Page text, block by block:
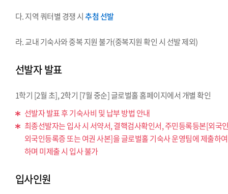
다. 지역 쿼터별 경쟁 시추첨 선발
라. 교내 기숙사와 중복 지원 불가(중복지원 확인 시 선발 제외)
선발자 발표
1학기 [2월 초], 2학기 [7월 중순] 글로벌홀 홈페이지에서 개별 확인
선발자 발표 후 기숙사비 및 납부 방법 안내
최종선발자는 입사 시 서약서, 결핵검사확인서, 주민등록등본[외국
외국인등록증 또는 여권 사본]을 글로벌홀 기숙사 운영팀에 제출하
하며 미제출 시 입사 불가
입사인원